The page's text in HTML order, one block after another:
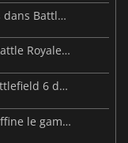
Devenez un héros plus vite que jamais dans Battlefield 6
REDSEC transforme Battlefield en un Battle Royale explosif
REDSEC : le Battle Royale gratuit de Battlefield 6 débarque !
La mise à jour 1.1.1.0 de Battlefield 6 affine le gameplay de base